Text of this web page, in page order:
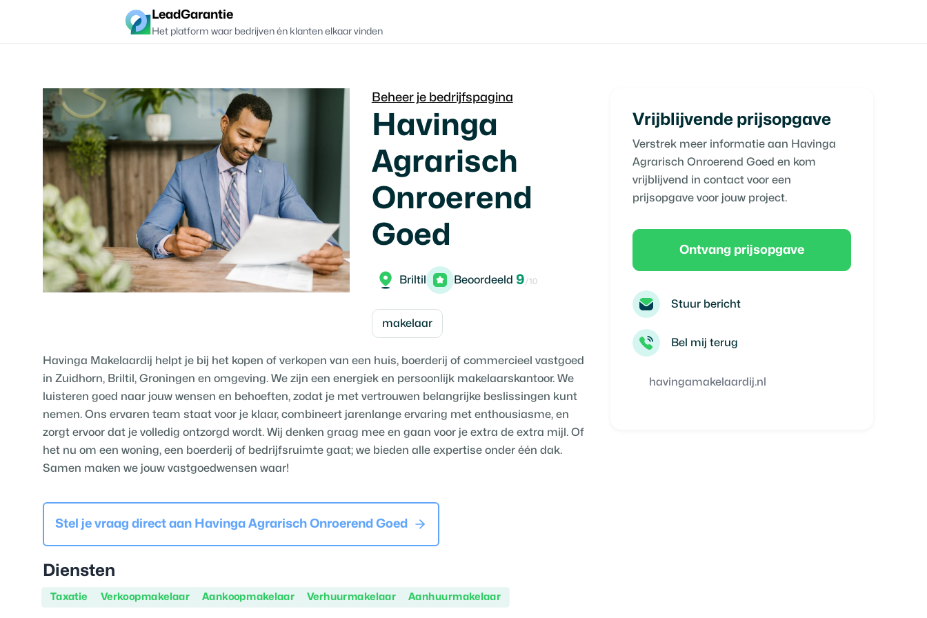
LeadGarantie
Het platform waar bedrijven én klanten elkaar vinden
Beheer je bedrijfspagina
Havinga
Agrarisch
Onroerend
Goed
Briltil Beoordeeld 9/10
makelaar
Havinga Makelaardij helpt je bij het kopen of verkopen van een huis, boerderij of commercieel vastgoed
in Zuidhorn, Briltil, Groningen en omgeving. We zijn een energiek en persoonlijk makelaarskantoor. We
luisteren goed naar jouw wensen en behoeften, zodat je met vertrouwen belangrijke beslissingen kunt
nemen. Ons ervaren team staat voor je klaar, combineert jarenlange ervaring met enthousiasme, en
zorgt ervoor dat je volledig ontzorgd wordt. Wij denken graag mee en gaan voor je extra de extra mijl. Of
het nu om een woning, een boerderij of bedrijfsruimte gaat; we bieden alle expertise onder één dak.
Samen maken we jouw vastgoedwensen waar!
Stel je vraag direct aan Havinga Agrarisch Onroerend Goed
Diensten
Taxatie Verkoopmakelaar Aankoopmakelaar Verhuurmakelaar Aanhuurmakelaar
Vrijblijvende prijsopgave
Verstrek meer informatie aan Havinga
Agrarisch Onroerend Goed en kom
vrijblijvend in contact voor een
prijsopgave voor jouw project.
Ontvang prijsopgave
Stuur bericht
Bel mij terug
havingamakelaardij.nl